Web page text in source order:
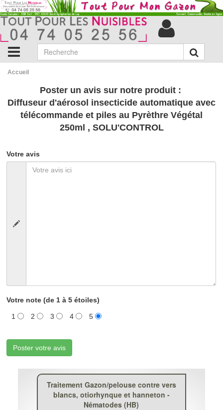
Accueil
Poster un avis sur notre produit :
Diffuseur d'aérosol insecticide automatique avec
télécommande et piles au Pyrèthre Végétal
250ml , SOLU'CONTROL
Votre avis
Votre note (de 1 à 5 étoiles)
1 2 3 4 5
Poster votre avis
Traitement Gazon/pelouse contre vers
blancs, otiorhynque et hanneton -
Nématodes (HB)